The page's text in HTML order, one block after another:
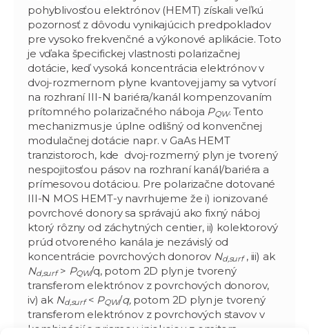
pohyblivosťou elektrónov (HEMT) získali veľkú
pozornosť z dôvodu vynikajúcich predpokladov
pre vysoko frekvenčné a výkonové aplikácie. Toto
je vďaka špecifickej vlastnosti polarizačnej
dotácie, keď vysoká koncentrácia elektrónov v
dvoj-rozmernom plyne kvantovej jamy sa vytvorí
na rozhraní III-N bariéra/kanál kompenzovaním
prítomného polarizačného náboja PQW. Tento
mechanizmus je úplne odlišný od konvenčnej
modulačnej dotácie napr. v GaAs HEMT
tranzistoroch, kde dvoj-rozmerný plyn je tvorený
nespojitosťou pásov na rozhraní kanál/bariéra a
prímesovou dotáciou. Pre polarizačne dotované
III-N MOS HEMT-y navrhujeme že i) ionizované
povrchové donory sa správajú ako fixný náboj
ktorý rôzny od záchytných centier, ii) kolektorový
prúd otvoreného kanála je nezávislý od
koncentrácie povrchových donorov Nd,surf, iii) ak
Nd,surf> PQW/q, potom 2D plyn je tvorený
transferom elektrónov z povrchových donorov,
iv) ak Nd,surf< PQW/q,potom 2D plyn je tvorený
transferom elektrónov z povrchových stavov v
kombinácií s priamou injekciou z emitora.